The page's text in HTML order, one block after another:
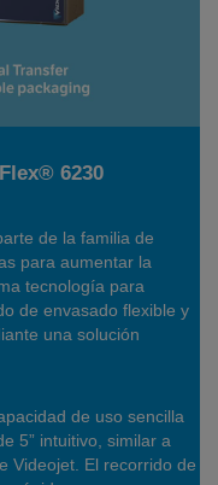
6230
de la familia de
para aumentar la
tecnología para
de envasado flexible y
una solución
de uso sencilla
5” intuitivo, similar a
Videojet. El recorrido de